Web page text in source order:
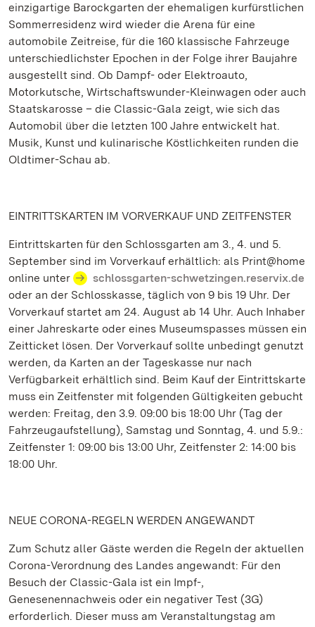
einzigartige Barockgarten der ehemaligen kurfürstlichen
Sommerresidenz wird wieder die Arena für eine
automobile Zeitreise, für die 160 klassische Fahrzeuge
unterschiedlichster Epochen in der Folge ihrer Baujahre
ausgestellt sind. Ob Dampf- oder Elektroauto,
Motorkutsche, Wirtschaftswunder-Kleinwagen oder auch
Staatskarosse – die Classic-Gala zeigt, wie sich das
Automobil über die letzten 100 Jahre entwickelt hat.
Musik, Kunst und kulinarische Köstlichkeiten runden die
Oldtimer-Schau ab.
EINTRITTSKARTEN IM VORVERKAUF UND ZEITFENSTER
Eintrittskarten für den Schlossgarten am 3., 4. und 5.
September sind im Vorverkauf erhältlich: als Print@home
online unter
schlossgarten-schwetzingen.reservix.de
oder an der Schlosskasse, täglich von 9 bis 19 Uhr. Der
Vorverkauf startet am 24. August ab 14 Uhr. Auch Inhaber
einer Jahreskarte oder eines Museumspasses müssen ein
Zeitticket lösen. Der Vorverkauf sollte unbedingt genutzt
werden, da Karten an der Tageskasse nur nach
Verfügbarkeit erhältlich sind. Beim Kauf der Eintrittskarte
muss ein Zeitfenster mit folgenden Gültigkeiten gebucht
werden: Freitag, den 3.9. 09:00 bis 18:00 Uhr (Tag der
Fahrzeugaufstellung), Samstag und Sonntag, 4. und 5.9.:
Zeitfenster 1: 09:00 bis 13:00 Uhr, Zeitfenster 2: 14:00 bis
18:00 Uhr.
NEUE CORONA-REGELN WERDEN ANGEWANDT
Zum Schutz aller Gäste werden die Regeln der aktuellen
Corona-Verordnung des Landes angewandt: Für den
Besuch der Classic-Gala ist ein Impf-,
Genesenennachweis oder ein negativer Test (3G)
erforderlich. Dieser muss am Veranstaltungstag am